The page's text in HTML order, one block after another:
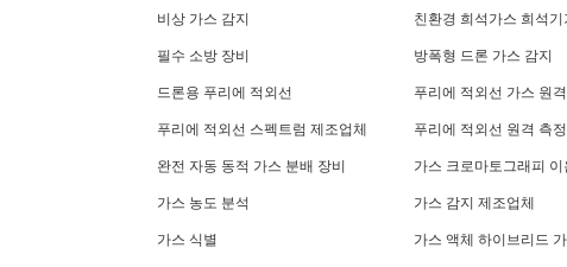
비상 가스 감지 친환경 희석가스 희석기
필수 소방 장비 방폭형 드론 가스 감지
드론용 푸리에 적외선 푸리에 적외선 가스 원격
푸리에 적외선 스펙트럼 제조업체 푸리에 적외선 원격 측정
완전 자동 동적 가스 분배 장비 가스 크로마토그래피 이
가스 농도 분석 가스 감지 제조업체
가스 식별 가스 액체 하이브리드